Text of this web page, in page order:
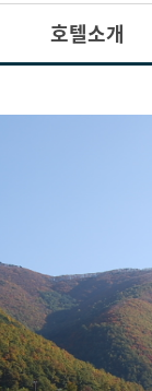
호텔소개